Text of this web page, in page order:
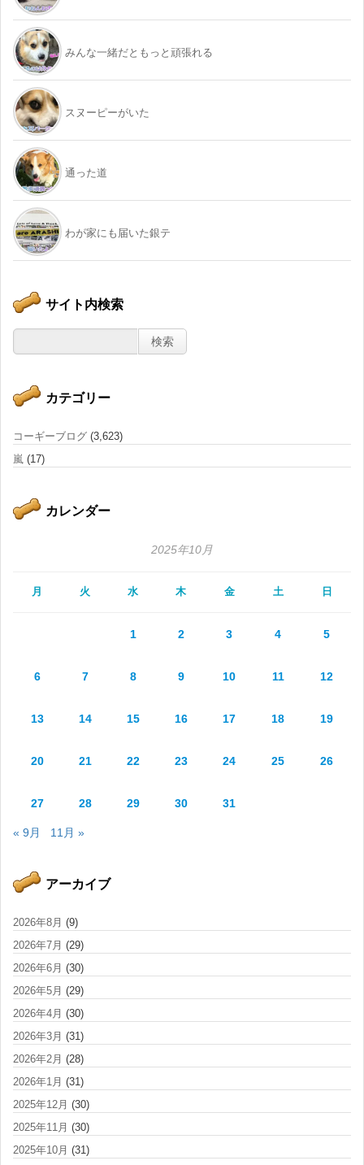
みんな一緒だともっと頑張れる
スヌーピーがいた
通った道
わが家にも届いた銀テ
サイト内検索
カテゴリー
コーギーブログ (3,623)
嵐 (17)
カレンダー
2025年10月
月 火 水 木 金 土 日
1 2 3 4 5
6 7 8 9 10 11 12
13 14 15 16 17 18 19
20 21 22 23 24 25 26
27 28 29 30 31
« 9月 11月 »
アーカイブ
2026年8月 (9)
2026年7月 (29)
2026年6月 (30)
2026年5月 (29)
2026年4月 (30)
2026年3月 (31)
2026年2月 (28)
2026年1月 (31)
2025年12月 (30)
2025年11月 (30)
2025年10月 (31)